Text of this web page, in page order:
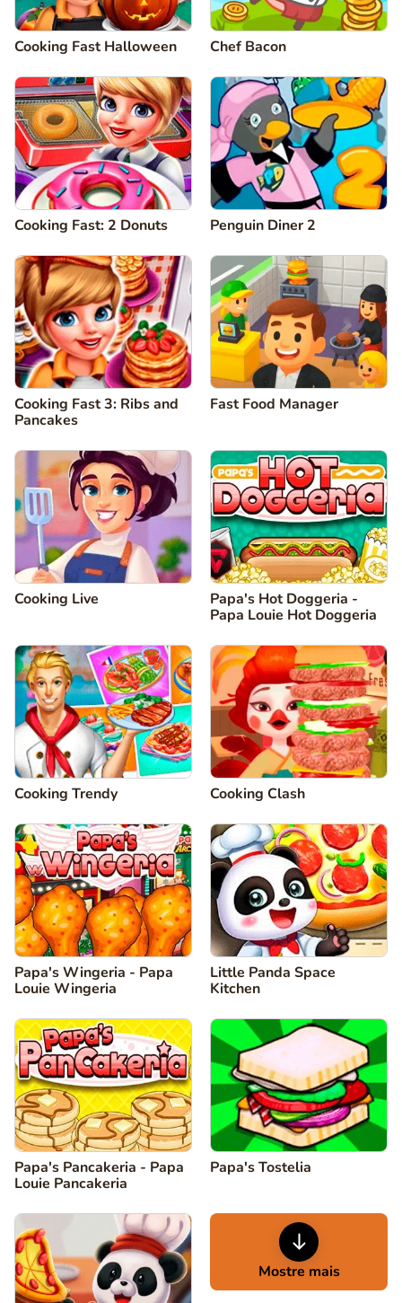
Cooking Fast Halloween Chef Bacon
Cooking Fast: 2 Donuts Penguin Diner 2
Cooking Fast 3: Ribs and
Pancakes
Fast Food Manager
Cooking Live
Papa's Hot Doggeria -
Papa Louie Hot Doggeria
Cooking Trendy Cooking Clash
Papa's Wingeria - Papa
Louie Wingeria
Little Panda Space
Kitchen
Papa's Pancakeria - Papa
Louie Pancakeria
Papa's Tostelia
Mostre mais